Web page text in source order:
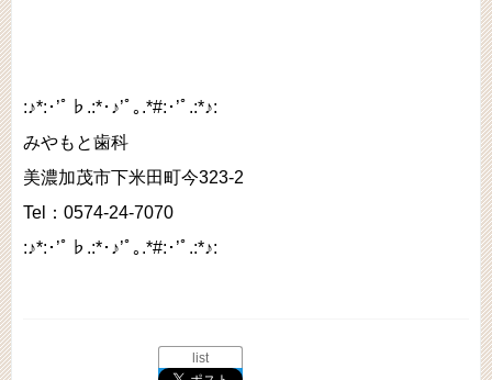
:♪*:･’ﾟ♭.:*･♪’ﾟ｡.*#:･’ﾟ.:*♪:
みやもと歯科
美濃加茂市下米田町今323-2
Tel：0574-24-7070
:♪*:･’ﾟ♭.:*･♪’ﾟ｡.*#:･’ﾟ.:*♪:
list